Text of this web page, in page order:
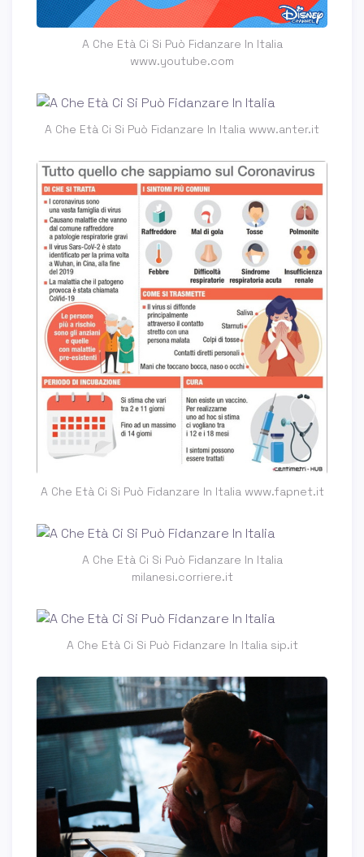
A Che Età Ci Si Può Fidanzare In Italia
www.youtube.com
A Che Età Ci Si Può Fidanzare In Italia www.anter.it
A Che Età Ci Si Può Fidanzare In Italia www.fapnet.it
A Che Età Ci Si Può Fidanzare In Italia
milanesi.corriere.it
A Che Età Ci Si Può Fidanzare In Italia sip.it